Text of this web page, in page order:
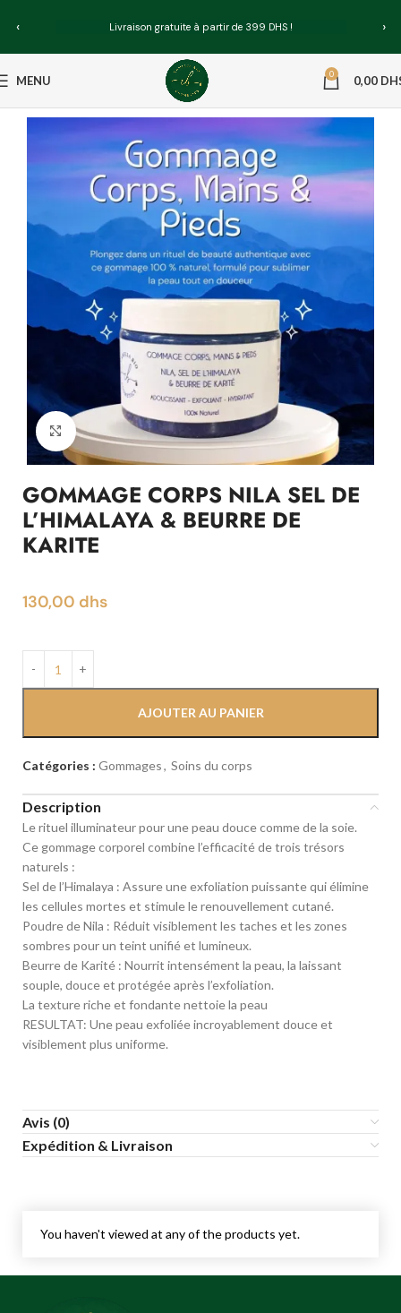
‹ Livraison gratuite à partir de 399 DHS ! ›
MENU 0 0,00
Click to enlarge
GOMMAGE CORPS NILA SEL DE
L’HIMALAYA & BEURRE DE
KARITE
130,00 dhs
AJOUTER AU PANIER
Catégories : Gommages, Soins du corps
Description
​Le rituel illuminateur pour une peau douce comme de la soie.
​Ce gommage corporel combine l’efficacité de trois trésors
naturels :
​Sel de l’Himalaya : Assure une exfoliation puissante qui élimine
les cellules mortes et stimule le renouvellement cutané.
​Poudre de Nila : Réduit visiblement les taches et les zones
sombres pour un teint unifié et lumineux.
​Beurre de Karité : Nourrit intensément la peau, la laissant
souple, douce et protégée après l’exfoliation.
​La texture riche et fondante nettoie la peau
RESULTAT: Une peau exfoliée incroyablement douce et
visiblement plus uniforme.
Avis (0)
Expédition & Livraison
You haven't viewed at any of the products yet.